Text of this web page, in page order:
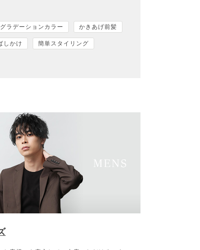
グラデーションカラー かきあげ前髪
しかけ 簡単スタイリング